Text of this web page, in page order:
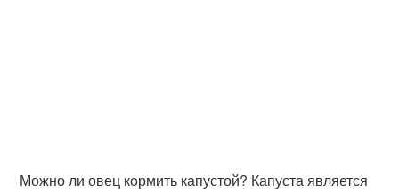
Можно ли овец кормить капустой? Капуста является